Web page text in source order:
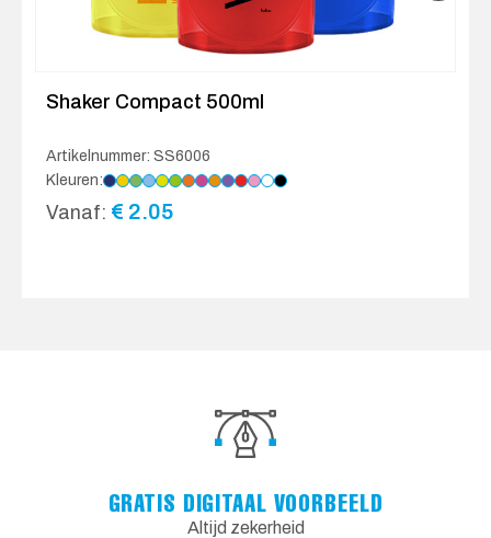
Shaker Compact 500ml
Artikelnummer: SS6006
Kleuren:
Vanaf: € 2.05
GRATIS DIGITAAL VOORBEELD
Altijd zekerheid